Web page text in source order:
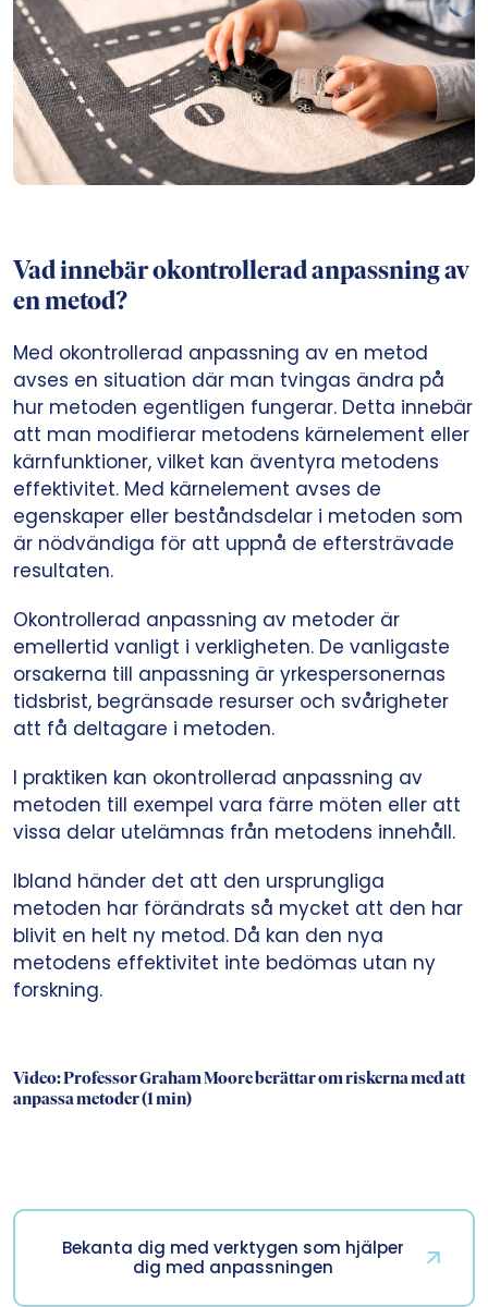
Vad innebär okontrollerad anpassning av
en metod?
Med okontrollerad anpassning av en metod
avses en situation där man tvingas ändra på
hur metoden egentligen fungerar. Detta innebär
att man modifierar metodens kärnelement eller
kärnfunktioner, vilket kan äventyra metodens
effektivitet. Med kärnelement avses de
egenskaper eller beståndsdelar i metoden som
är nödvändiga för att uppnå de eftersträvade
resultaten.
Okontrollerad anpassning av metoder är
emellertid vanligt i verkligheten. De vanligaste
orsakerna till anpassning är yrkespersonernas
tidsbrist, begränsade resurser och svårigheter
att få deltagare i metoden.
I praktiken kan okontrollerad anpassning av
metoden till exempel vara färre möten eller att
vissa delar utelämnas från metodens innehåll.
Ibland händer det att den ursprungliga
metoden har förändrats så mycket att den har
blivit en helt ny metod. Då kan den nya
metodens effektivitet inte bedömas utan ny
forskning.
Video: Professor Graham Moore berättar om riskerna med att
anpassa metoder (1 min)
Bekanta dig med verktygen som hjälper
dig med anpassningen